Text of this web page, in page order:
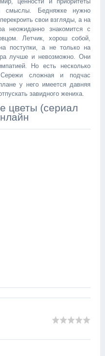
смыслы. Бедняжке нужно
свои взгляды, а на
неожиданно знакомится с
Летчик, хорош собой,
поступки, а не только на
лучше и невозможно. Они
Но есть несколько
сложная и подчас
у него имеется давняя
завидного жениха.
цветы (сериал